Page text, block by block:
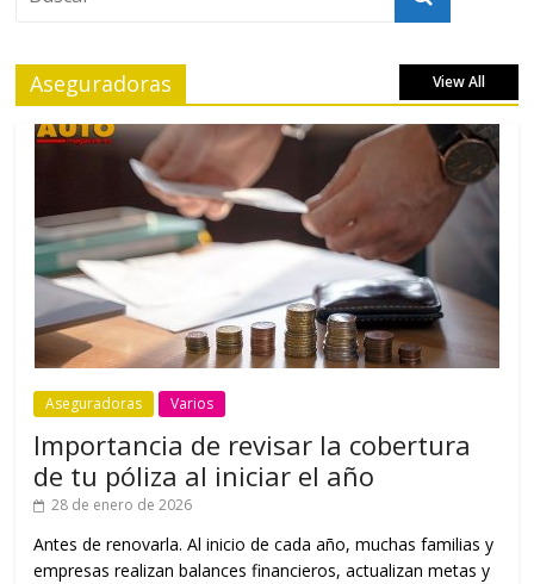
Aseguradoras View All
Aseguradoras Varios
Importancia de revisar la cobertura
de tu póliza al iniciar el año
28 de enero de 2026
Antes de renovarla. Al inicio de cada año, muchas familias y
empresas realizan balances financieros, actualizan metas y